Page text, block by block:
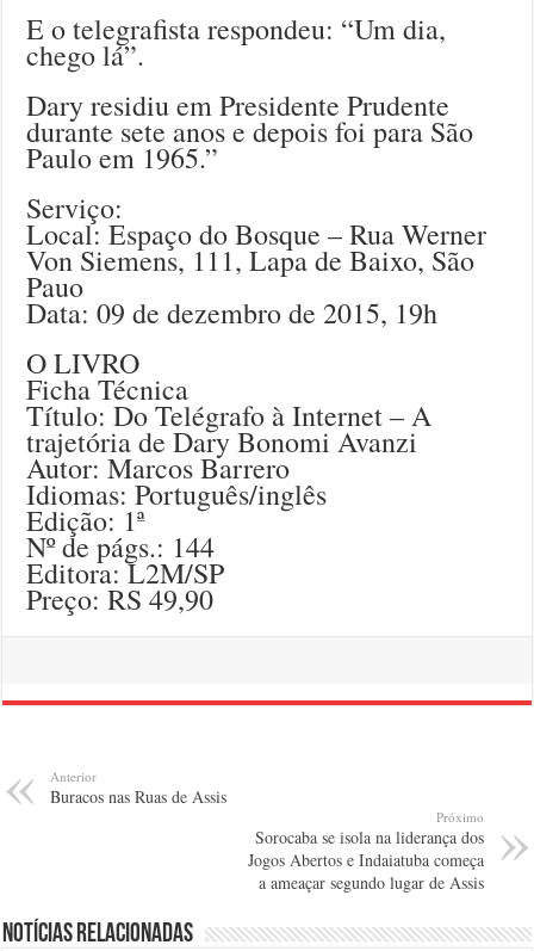
E o telegrafista respondeu: “Um dia,
chego lá”.
Dary residiu em Presidente Prudente
durante sete anos e depois foi para São
Paulo em 1965.”
Serviço:
Local: Espaço do Bosque – Rua Werner
Von Siemens, 111, Lapa de Baixo, São
Pauo
Data: 09 de dezembro de 2015, 19h
O LIVRO
Ficha Técnica
Título: Do Telégrafo à Internet – A
trajetória de Dary Bonomi Avanzi
Autor: Marcos Barrero
Idiomas: Português/inglês
Edição: 1ª
Nº de págs.: 144
Editora: L2M/SP
Preço: RS 49,90
Anterior
Buracos nas Ruas de Assis
Próximo
Sorocaba se isola na liderança dos
Jogos Abertos e Indaiatuba começa
a ameaçar segundo lugar de Assis
Notícias relacionadas